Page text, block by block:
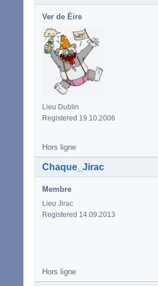
Ver de Éire
Lieu Dublin
Registered 19.10.2006
Hors ligne
Chaque_Jirac
Membre
Lieu Jirac
Registered 14.09.2013
Hors ligne